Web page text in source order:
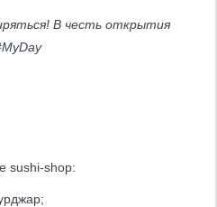
В честь открытия
sushi-shop: